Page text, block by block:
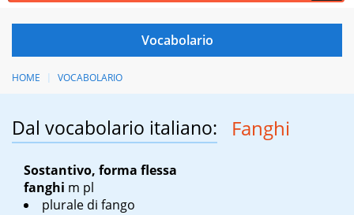
HOME VOCABOLARIO
Dal vocabolario italiano: Fanghi
Sostantivo, forma flessa
fanghi m pl
plurale di fango